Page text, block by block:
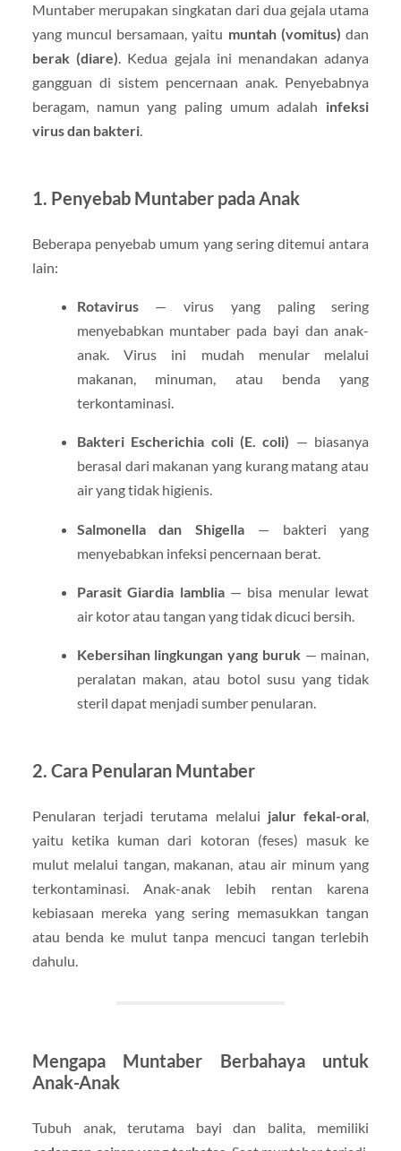
Muntaber merupakan singkatan dari dua gejala utama
yang muncul bersamaan, yaitu muntah (vomitus) dan
berak (diare). Kedua gejala ini menandakan adanya
gangguan di sistem pencernaan anak. Penyebabnya
beragam, namun yang paling umum adalah infeksi
virus dan bakteri.
1. Penyebab Muntaber pada Anak
Beberapa penyebab umum yang sering ditemui antara
lain:
Rotavirus— virus yang paling sering
menyebabkan muntaber pada bayi dan anak-
anak. Virus ini mudah menular melalui
makanan, minuman, atau benda yang
terkontaminasi.
Bakteri Escherichia coli (E. coli) — biasanya
berasal dari makanan yang kurang matang atau
air yang tidak higienis.
Salmonella dan Shigella — bakteri yang
menyebabkan infeksi pencernaan berat.
Parasit Giardia lamblia— bisa menular lewat
air kotor atau tangan yang tidak dicuci bersih.
Kebersihan lingkungan yang buruk— mainan,
peralatan makan, atau botol susu yang tidak
steril dapat menjadi sumber penularan.
2. Cara Penularan Muntaber
Penularan terjadi terutama melalui jalur fekal-oral,
yaitu ketika kuman dari kotoran (feses) masuk ke
mulut melalui tangan, makanan, atau air minum yang
terkontaminasi. Anak-anak lebih rentan karena
kebiasaan mereka yang sering memasukkan tangan
atau benda ke mulut tanpa mencuci tangan terlebih
dahulu.
Mengapa Muntaber Berbahaya untuk
Anak-Anak
Tubuh anak, terutama bayi dan balita, memiliki